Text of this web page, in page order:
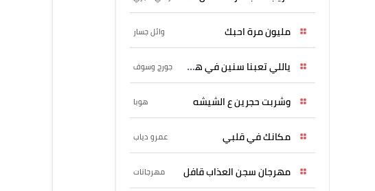
مليون مرة احبك وائل جسار
ياللي تعبنا سنين في هواه جورج وسوف
وشربت حجرين ع الشيشه هوبا
مكانك في قلبي عمرو دياب
مهرجان سجن العذاب قافل مهرجانات